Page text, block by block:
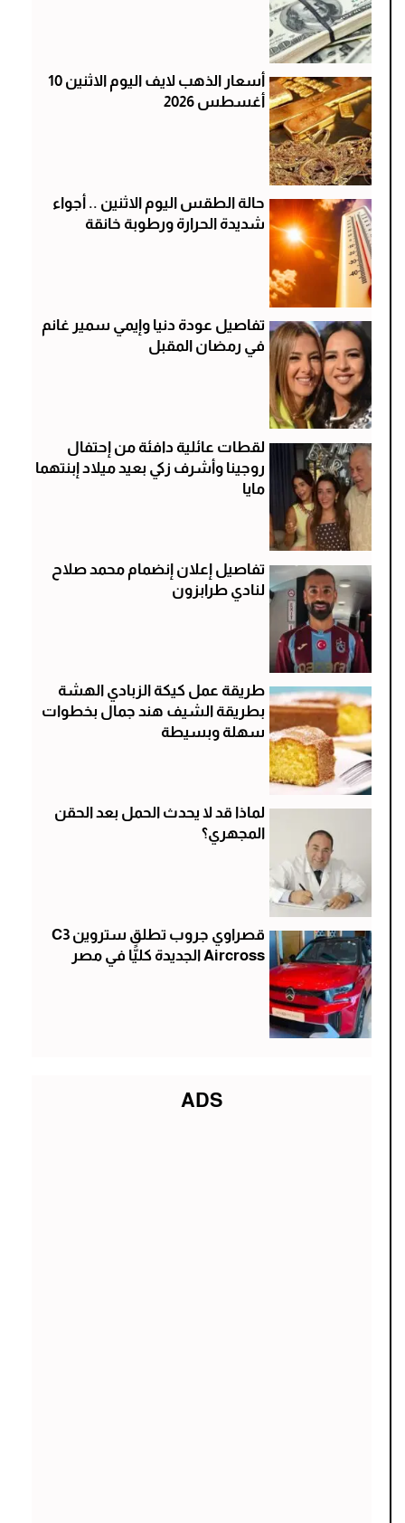
أسعار الذهب لايف اليوم الاثنين 10
أغسطس 2026
حالة الطقس اليوم الاثنين .. أجواء
شديدة الحرارة ورطوبة خانقة
تفاصيل عودة دنيا وإيمي سمير غانم
في رمضان المقبل
لقطات عائلية دافئة من إحتفال
روجينا وأشرف زكي بعيد ميلاد إبنتهما
مايا
تفاصيل إعلان إنضمام محمد صلاح
لنادي طرابزون
طريقة عمل كيكة الزبادي الهشة
بطريقة الشيف هند جمال بخطوات
سهلة وبسيطة
لماذا قد لا يحدث الحمل بعد الحقن
المجهري؟
قصراوي جروب تطلق ستروين C3
Aircross الجديدة كليًّا في مصر
ADS